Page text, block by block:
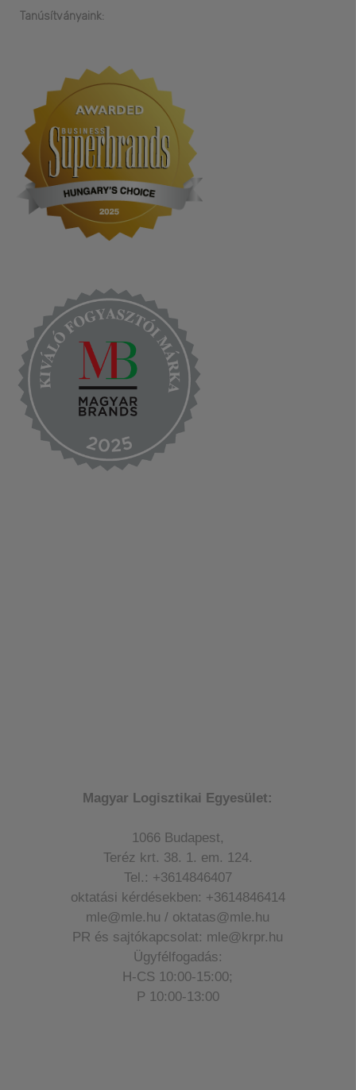
Tanúsítványaink:
Magyar Logisztikai Egyesület:
1066 Budapest,
Teréz krt. 38. 1. em. 124.
Tel.: +3614846407
oktatási kérdésekben: +3614846414
mle@mle.hu / oktatas@mle.hu
PR és sajtókapcsolat: mle@krpr.hu
Ügyfélfogadás:
H-CS 10:00-15:00;
P 10:00-13:00